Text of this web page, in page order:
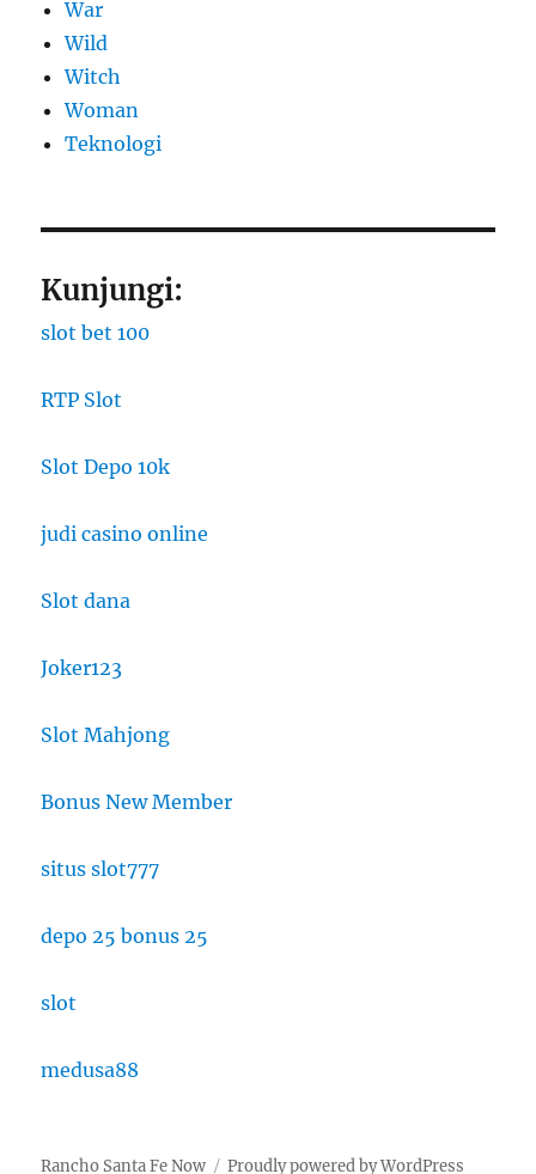
War
Wild
Witch
Woman
​Teknologi
Kunjungi:
slot bet 100
RTP Slot
Slot Depo 10k
judi casino online
Slot dana
Joker123
Slot Mahjong
Bonus New Member
situs slot777
depo 25 bonus 25
slot
medusa88
Rancho Santa Fe Now Proudly powered by WordPress